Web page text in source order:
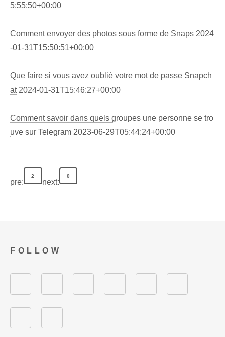
5:55:50+00:00
Comment envoyer des photos sous forme de Snaps 2024
-01-31T15:50:51+00:00
Que faire si vous avez oublié votre mot de passe Snapch
at 2024-01-31T15:46:27+00:00
Comment savoir dans quels groupes une personne se tro
uve sur Telegram 2023-06-29T05:44:24+00:00
pre:
2
next:
0
FOLLOW